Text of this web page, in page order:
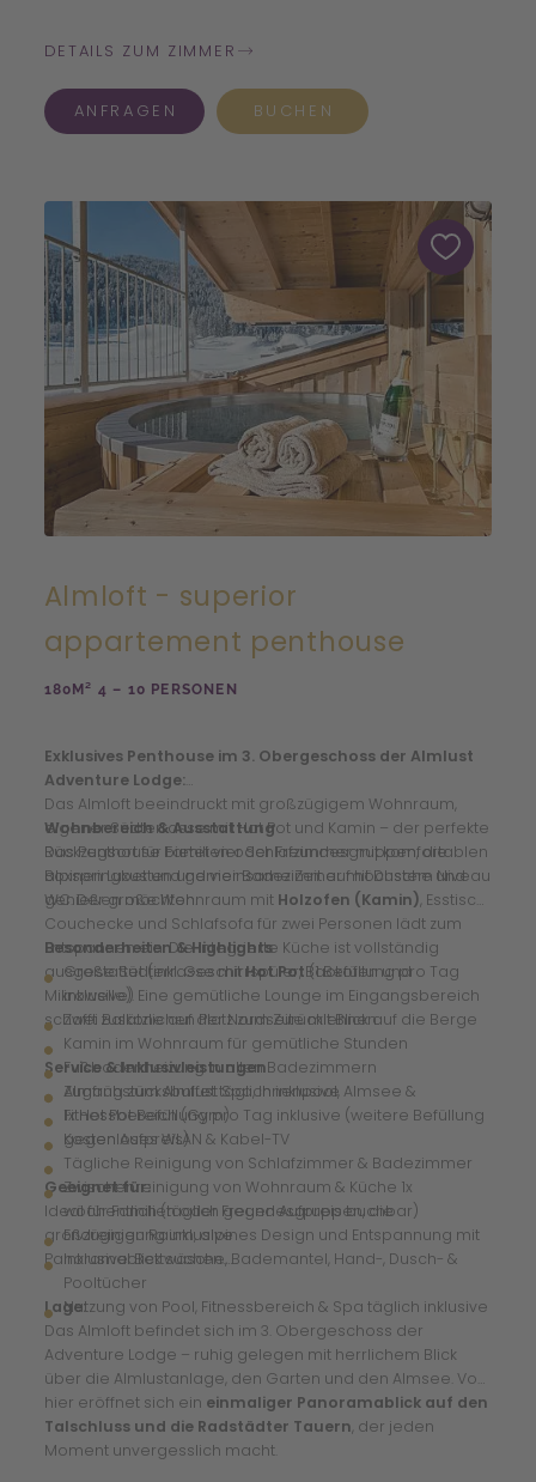
DETAILS ZUM ZIMMER
ANFRAGEN BUCHEN
Almloft - superior
appartement penthouse
180M² 4 – 10 PERSONEN
Exklusives Penthouse im 3. Obergeschoss der Almlust
Adventure Lodge:
Das Almloft beeindruckt mit großzügigem Wohnraum,
eigener Südterrasse mit Hot Pot und Kamin – der perfekte
Rückzugsort für Familien oder Freundesgruppen, die
alpinen Luxus und gemeinsame Zeit auf höchstem Niveau
genießen möchten.
Wohnbereich & Ausstattung
Das Penthouse bietet vier Schlafzimmer mit komfortablen
Boxspringbetten und vier Badezimmer mit Dusche und
WC. Der große Wohnraum mit Holzofen (Kamin) , Esstisch,
Couchecke und Schlafsofa für zwei Personen lädt zum
Entspannen ein. Die integrierte Küche ist vollständig
ausgestattet (inkl. Geschirrspüler, Backofen und
Mikrowelle). Eine gemütliche Lounge im Eingangsbereich
schafft zusätzlichen Platz zum Zurücklehnen.
Besonderheiten & Highlights
Große Südterrasse mitHot Pot(1 Befüllung pro Tag
inklusive)
Zwei Balkone auf der Nordseite mit Blick auf die Berge
Kamin im Wohnraum für gemütliche Stunden
Fußbodenheizung in allen Badezimmern
Zugang zum Almlust Spa, Innenpool, Almsee &
Fitnessbereich (Gym)
Kostenloses WLAN & Kabel-TV
Service & Inklusivleistungen
Almfrühstücksbuffet täglich inklusive
1x Hot Pot Befüllung pro Tag inklusive (weitere Befüllung
gegen Aufpreis)
Tägliche Reinigung von Schlafzimmer & Badezimmer
Zwischenreinigung von Wohnraum & Küche 1x
wöchentlich (täglich gegen Aufpreis buchbar)
Endreinigung inklusive
Inklusive: Bettwäsche, Bademantel, Hand-, Dusch- &
Pooltücher
Nutzung von Pool, Fitnessbereich & Spa täglich inklusive
Geeignet für:
Ideal für Familien oder Freundesgruppen, die
großzügigen Raum, alpines Design und Entspannung mit
Panoramablick suchen.
Lage:
Das Almloft befindet sich im 3. Obergeschoss der
Adventure Lodge – ruhig gelegen mit herrlichem Blick
über die Almlustanlage, den Garten und den Almsee. Von
hier eröffnet sich ein einmaliger Panoramablick auf den
Talschluss und die Radstädter Tauern , der jeden
Moment unvergesslich macht.